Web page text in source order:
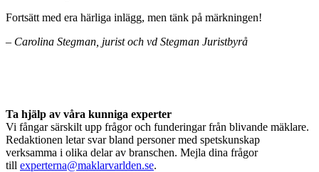
Fortsätt med era härliga inlägg, men tänk på märkningen!
– Carolina Stegman, jurist och vd Stegman Juristbyrå
Ta hjälp av våra kunniga experter
Vi fångar särskilt upp frågor och funderingar från blivande mäklare.
Redaktionen letar svar bland personer med spetskunskap
verksamma i olika delar av branschen. Mejla dina frågor
till experterna@maklarvarlden.se.